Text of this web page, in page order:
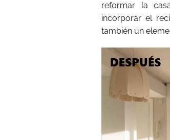
reformar la
incorporar el
también un